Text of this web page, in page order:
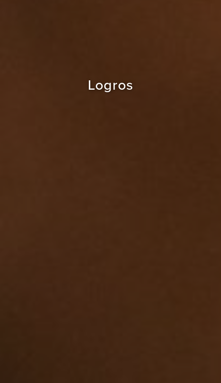
Logros